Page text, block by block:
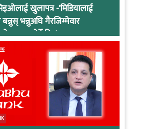
खुलापत्र -‘मिडियालाई
बन्नुस् भन्नुअघि गैरजिम्मेवार
व्यवहार हेर्ने कि !